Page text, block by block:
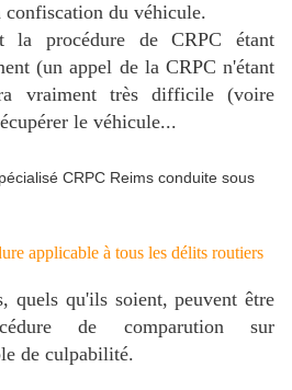
du véhicule.
procédure de CRPC étant
(un appel de la CRPC n'étant
vraiment très difficile (voire
le véhicule...
applicable à tous les délits routiers
quels qu'ils soient, peuvent être
de comparution sur
de culpabilité.